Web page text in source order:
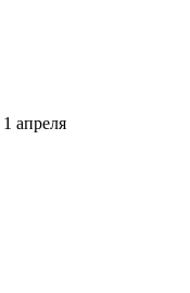
1 апреля